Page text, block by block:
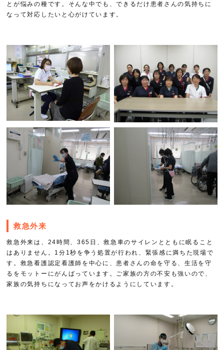
とが悩みの種です。そんな中でも、できるだけ患者さんの気持ちに
なって対応したいと心がけています。
救急外来
救急外来は、24時間、365日、救急車のサイレンとともに眠ること
はありません。1分1秒を争う処置が行われ、緊張感に満ちた現場で
す。救急看護認定看護師を中心に、患者さんの命を守る、生活を守
るをモットーにがんばっています。ご家族の方の不安も強いので、
家族の気持ちになってお声をかけるようにしています。